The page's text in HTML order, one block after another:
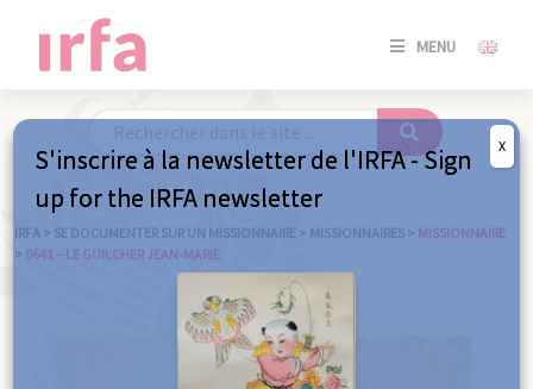
MENU
SE
/
IRFA > SE DOCUMENTER SUR UN MISSIONNAIRE > MISSIONNAIRES > MISSIONNAIRE
> 0641 – LE GUILCHER JEAN-MARIE
S'inscrire à la newsletter de l'IRFA - Sign
up for the IRFA newsletter
X